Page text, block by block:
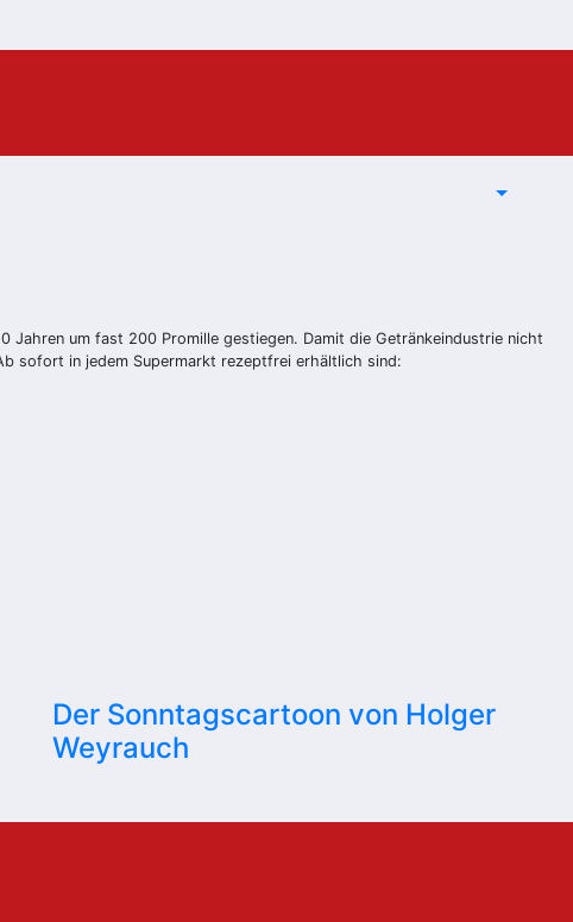
Jahren um fast 200 Promille gestiegen. Damit die Getränkeindustrie nicht
sofort in jedem Supermarkt rezeptfrei erhältlich sind:
Der Sonntagscartoon von Holger
Weyrauch